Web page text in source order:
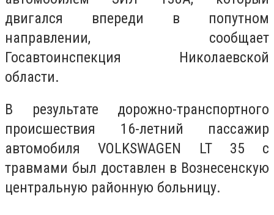
двигался впереди в попутном
направлении, сообщает
Госавтоинспекция Николаевской
области.
В результате дорожно-транспортного
происшествия 16-летний пассажир
автомобиля VOLKSWAGEN LT 35 с
травмами был доставлен в Вознесенскую
центральную районную больницу.